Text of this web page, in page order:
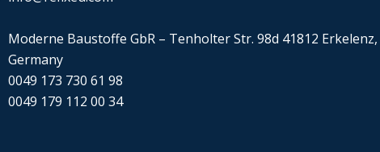
Moderne Baustoffe GbR – Tenholter Str. 98d 41812 Erkelenz,
Germany
0049 173 730 61 98
0049 179 112 00 34